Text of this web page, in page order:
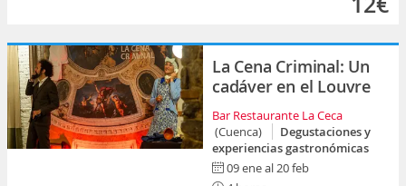
La Cena Criminal: Un
cadáver en el Louvre
Bar Restaurante La Ceca
(Cuenca)
Degustaciones y
experiencias gastronómicas
09 ene al 20 feb